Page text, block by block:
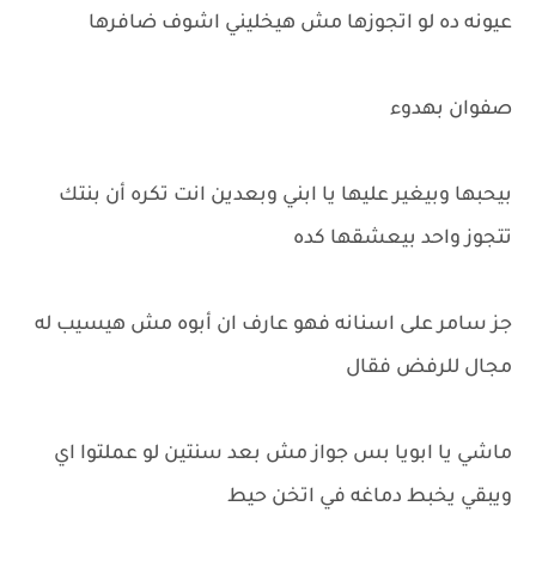
عيونه ده لو اتجوزها مش هيخليني اشوف ضافرها
صفوان بهدوء
بيحبها وبيغير عليها يا ابني وبعدين انت تكره أن بنتك
تتجوز واحد بيعشقها كده
جز سامر على اسنانه فهو عارف ان أبوه مش هيسيب له
مجال للرفض فقال
ماشي يا ابويا بس جواز مش بعد سنتين لو عملتوا اي
ويبقي يخبط دماغه في اتخن حيط